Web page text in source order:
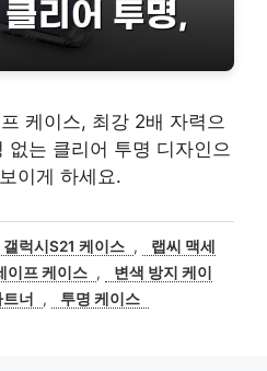
케이스, 최강 2배 자력으
없는 클리어 투명 디자인으
이게 하세요.
갤럭시S21 케이스 ,
랩씨 맥세
이프 케이스 ,
변색 방지 케이
너 , 투명 케이스